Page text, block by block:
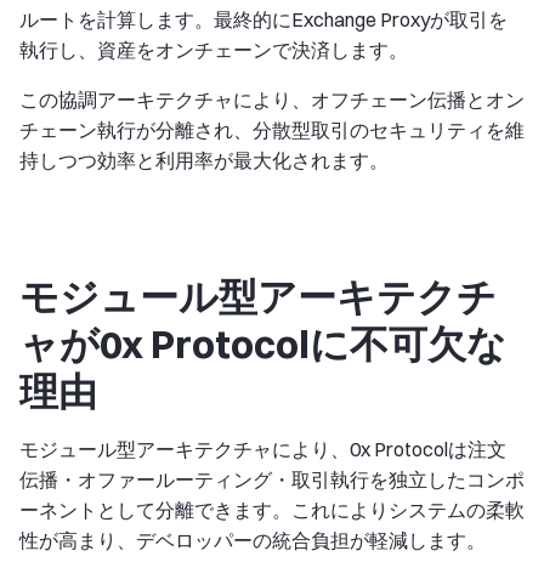
ルートを計算します。最終的にExchange Proxyが取引を
執行し、資産をオンチェーンで決済します。
この協調アーキテクチャにより、オフチェーン伝播とオン
チェーン執行が分離され、分散型取引のセキュリティを維
持しつつ効率と利用率が最大化されます。
モジュール型アーキテクチ
ャが0x Protocolに不可欠な
理由
モジュール型アーキテクチャにより、0x Protocolは注文
伝播・オファールーティング・取引執行を独立したコンポ
ーネントとして分離できます。これによりシステムの柔軟
性が高まり、デベロッパーの統合負担が軽減します。